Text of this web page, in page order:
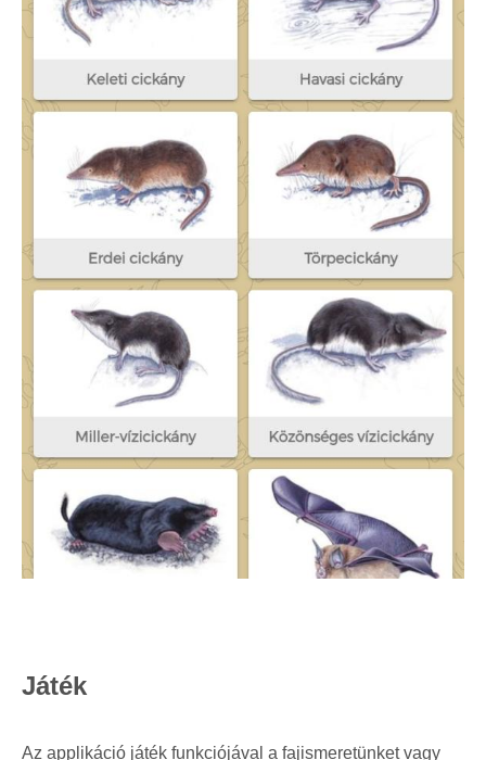
Játék
Az applikáció játék funkciójával a fajismeretünket vagy